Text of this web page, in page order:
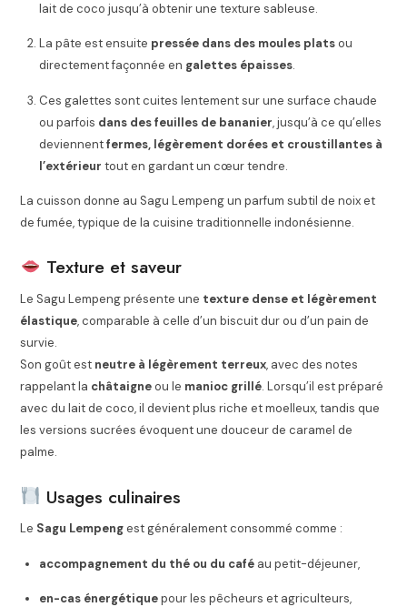
lait de coco jusqu’à obtenir une texture sableuse.
La pâte est ensuite pressée dans des moules platsou
directement façonnée en galettes épaisses.
Ces galettes sont cuites lentement sur une surface chaude
ou parfois dans des feuilles de bananier, jusqu’à ce qu’elles
deviennentfermes, légèrement dorées et croustillantes à
l’extérieur tout en gardant un cœur tendre.
La cuisson donne au Sagu Lempeng un parfum subtil de noix et
de fumée, typique de la cuisine traditionnelle indonésienne.
Texture et saveur
Le Sagu Lempeng présente une texture dense et légèrement
élastique, comparable à celle d’un biscuit dur ou d’un pain de
survie.
Son goût est neutre à légèrement terreux, avec des notes
rappelant la châtaigneou le manioc grillé. Lorsqu’il est préparé
avec du lait de coco, il devient plus riche et moelleux, tandis que
les versions sucrées évoquent une douceur de caramel de
palme.
Usages culinaires
Le Sagu Lempengest généralement consommé comme :
accompagnement du thé ou du café au petit-déjeuner,
en-cas énergétiquepour les pêcheurs et agriculteurs,